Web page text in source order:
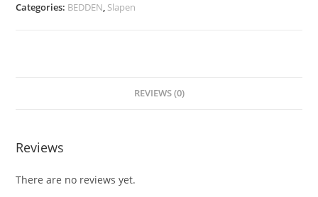
Categories: BEDDEN, Slapen
REVIEWS (0)
Reviews
There are no reviews yet.